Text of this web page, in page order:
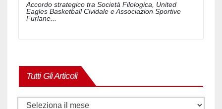
Accordo strategico tra Società Filologica, United
Eagles Basketball Cividale e Associazion Sportive
Furlane...
Tutti Gli Articoli
Tutti